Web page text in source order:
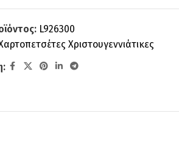
L926300
Χριστουγεννιάτικες